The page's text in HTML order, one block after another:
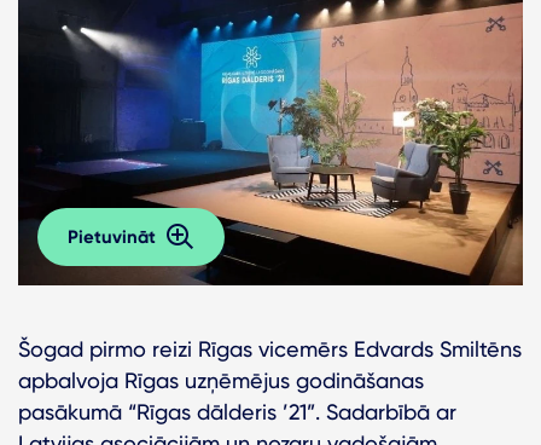
Pietuvināt
Šogad pirmo reizi Rīgas vicemērs Edvards Smiltēns
apbalvoja Rīgas uzņēmējus godināšanas
pasākumā “Rīgas dālderis ’21”. Sadarbībā ar